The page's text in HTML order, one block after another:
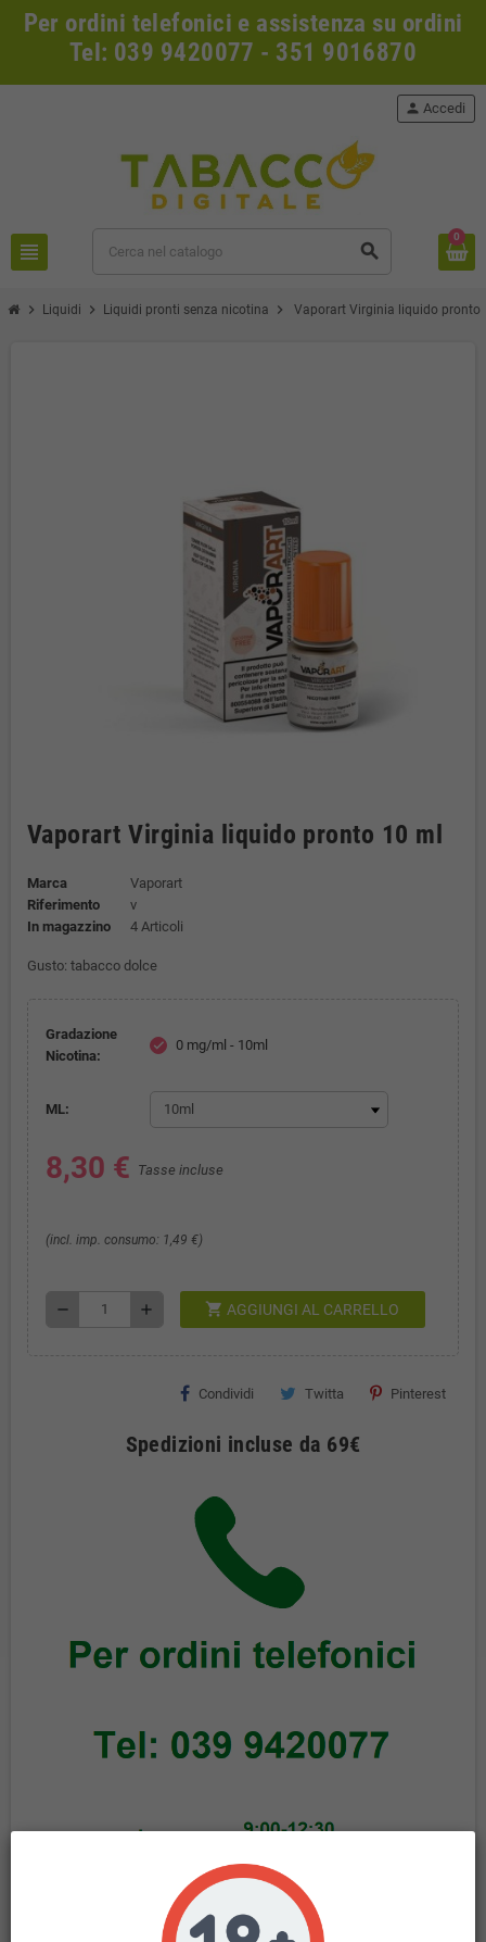
Per ordini telefonici e assistenza su ordini
Tel: 039 9420077 - 351 9016870
view_headline search
person Accedi
0
chevron_right Liquidi chevron_right Liquidi pronti senza nicotina chevron_right Vaporart Virginia liquido pronto
Vaporart Virginia liquido pronto 10 ml
Marca
Vaporart
Riferimento
v
In magazzino
4 Articoli
Gusto: tabacco dolce
Gradazione
Nicotina:
check 0 mg/ml - 10ml
ML:
8,30 € Tasse incluse
(incl. imp. consumo: 1,49 €)
remove add shopping_cart AGGIUNGI AL CARRELLO
Condividi Twitta Pinterest
Spedizioni incluse da 69€